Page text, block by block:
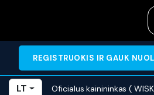
REGISTRUOKIS IR GAUK
LT Oficialus kainininkas (